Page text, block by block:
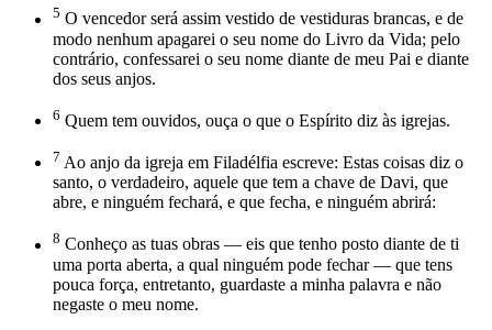
5 O vencedor será assim vestido de vestiduras brancas, e de
modo nenhum apagarei o seu nome do Livro da Vida; pelo
contrário, confessarei o seu nome diante de meu Pai e diante
dos seus anjos.
6 Quem tem ouvidos, ouça o que o Espírito diz às igrejas.
7 Ao anjo da igreja em Filadélfia escreve: Estas coisas diz o
santo, o verdadeiro, aquele que tem a chave de Davi, que
abre, e ninguém fechará, e que fecha, e ninguém abrirá:
8 Conheço as tuas obras — eis que tenho posto diante de ti
uma porta aberta, a qual ninguém pode fechar — que tens
pouca força, entretanto, guardaste a minha palavra e não
negaste o meu nome.